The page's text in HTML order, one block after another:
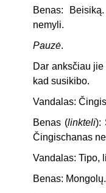
Benas:
nemyli.
Pauzė.
Dar anksčiau
kad susikibo.
Vandalas:
Benas (linkteli):
Čingischanas
Vandalas: Tipo,
Benas: